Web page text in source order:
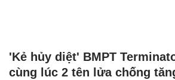
'Kẻ hủy diệt' BMPT
cùng lúc 2 tên lửa chống